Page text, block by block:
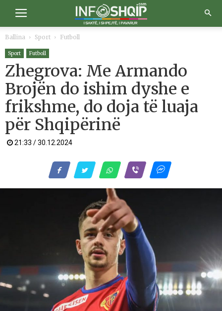
Ballina Sport Futboll
Sport Futboll
Zhegrova: Me Armando
Brojën do ishim dyshe e
frikshme, do doja të luaja
për Shqipërinë
21:33 / 30.12.2024